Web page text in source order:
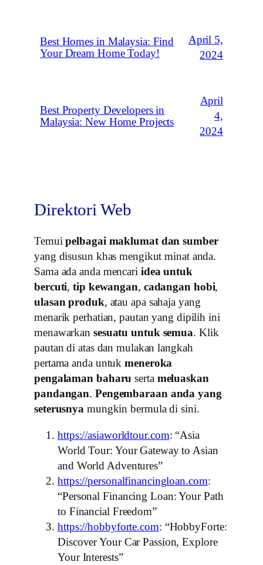
Best Homes in Malaysia: Find
Your Dream Home Today!
April 5,
2024
Best Property Developers in
Malaysia: New Home Projects
April
4,
2024
Direktori Web
Temuipelbagai maklumat dan sumber
yang disusun khas mengikut minat anda.
Sama ada anda mencari idea untuk
bercuti,tip kewangan, cadangan hobi,
ulasan produk, atau apa sahaja yang
menarik perhatian, pautan yang dipilih ini
menawarkan sesuatu untuk semua. Klik
pautan di atas dan mulakan langkah
pertama anda untukmeneroka
pengalaman baharu serta meluaskan
pandangan. Pengembaraan anda yang
seterusnya mungkin bermula di sini.
https://asiaworldtour.com: “Asia
World Tour: Your Gateway to Asian
and World Adventures”
https://personalfinancingloan.com:
“Personal Financing Loan: Your Path
to Financial Freedom”
https://hobbyforte.com: “HobbyForte:
Discover Your Car Passion, Explore
Your Interests”